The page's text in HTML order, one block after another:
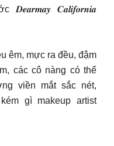
𝑪𝒂𝒍𝒊𝒇𝒐𝒓𝒏𝒊𝒂
êm, mực ra đều, đậm
các cô nàng có thể
viền mắt sắc nét,
gì makeup artist